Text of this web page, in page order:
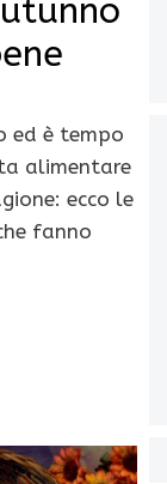
ed è tempo
alimentare
ecco le
fanno